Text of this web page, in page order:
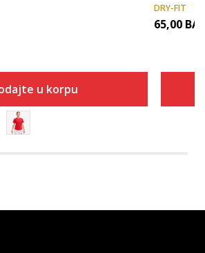
u korpu
DRY-FIT
65,00